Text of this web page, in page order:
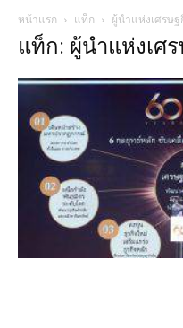
หน้าแรก แท็ก ผู้นำแห่งเศรษฐ
แท็ก: ผู้นำแห่งเศ